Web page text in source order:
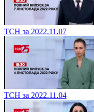
ТСН за 2022.11.07
ТСН за 2022.11.04